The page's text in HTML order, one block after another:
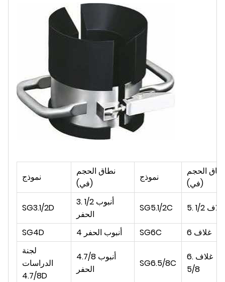
نموذج
نطاق الحجم
(في)
نموذج
الحجم
(في)
SG3.1/2D
3. 1/2 أنبوب
الحفر
SG5.1/2C 5. 1/2 غلاف
SG4D 4 أنبوب الحفر SG6C
6 غلاف
لجنة
الدراسات
4.7/8D
4.7/8 أنبوب
الحفر
SG6.5/8C
6. غلاف
5/8